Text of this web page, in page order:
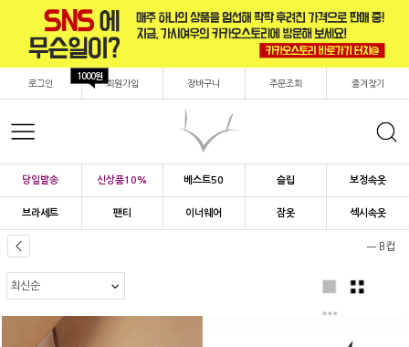
로그인 회원가입
1000원
장바구니 주문조회 즐겨찾기
당일발송 신상품10% 베스트50 슬립 보정속옷
브라세트 팬티 이너웨어 잠옷 섹시속옷
ㅡ B컵